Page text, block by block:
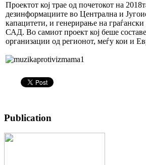
Проектот кој трае од почетокот на
дезинформациите во Централна и
капацитети, и генерирање на
САД. Во самиот проект кој беше
организации од регионот, меѓу кои и
Publication